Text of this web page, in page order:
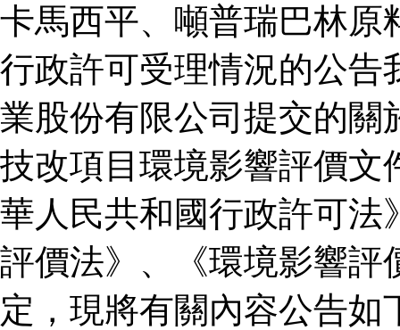
卡馬西平、噸普瑞巴林原
行政許可受理情況的公告
業股份有限公司提交的關
技改項目環境影響評價文
華人民共和國行政許可法
評價法》、《環境影響評
定，現將有關內容公告